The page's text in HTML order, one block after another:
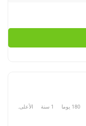
180 يوما 1 سنة الأعلى.